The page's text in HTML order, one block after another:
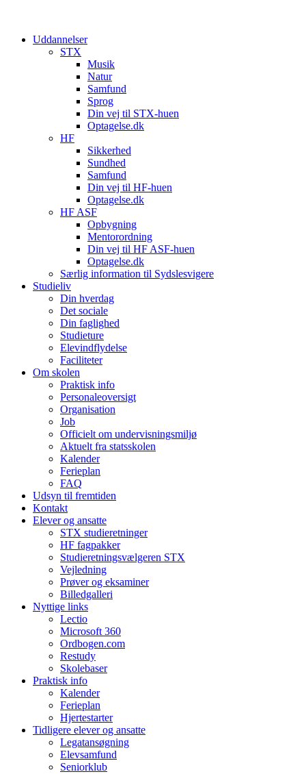
Uddannelser
STX
Musik
Natur
Samfund
Sprog
Din vej til STX-huen
Optagelse.dk
HF
Sikkerhed
Sundhed
Samfund
Din vej til HF-huen
Optagelse.dk
HF ASF
Opbygning
Mentorordning
Din vej til HF ASF-huen
Optagelse.dk
Særlig information til Sydslesvigere
Studieliv
Din hverdag
Det sociale
Din faglighed
Studieture
Elevindflydelse
Faciliteter
Om skolen
Praktisk info
Personaleoversigt
Organisation
Job
Officielt om undervisningsmiljø
Aktuelt fra statsskolen
Kalender
Ferieplan
FAQ
Udsyn til fremtiden
Kontakt
Elever og ansatte
STX studieretninger
HF fagpakker
Studieretningsvælgeren STX
Vejledning
Prøver og eksaminer
Billedgalleri
Nyttige links
Lectio
Microsoft 360
Ordbogen.com
Restudy
Skolebaser
Praktisk info
Kalender
Ferieplan
Hjertestarter
Tidligere elever og ansatte
Legatansøgning
Elevsamfund
Seniorklub